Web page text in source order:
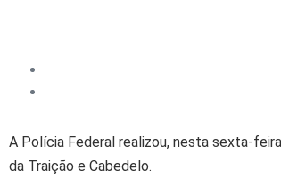
A Polícia Federal realizou, nesta sexta-
da Traição e Cabedelo.